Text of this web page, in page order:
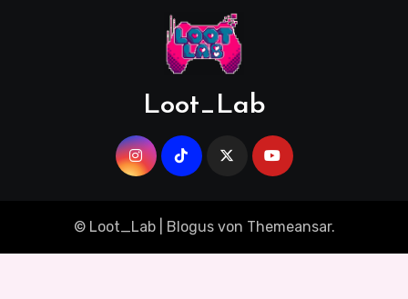
Loot_Lab
© Loot_Lab Blogusvon Themeansar.